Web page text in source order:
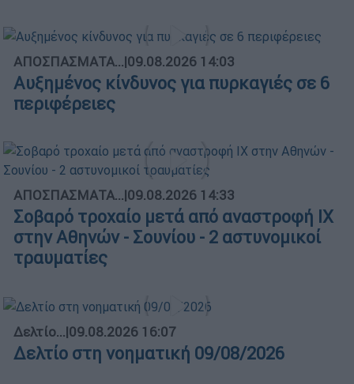
ΑΠΟΣΠΑΣΜΑΤΑ...|09.08.2026 14:03
Αυξημένος κίνδυνος για πυρκαγιές σε 6
περιφέρειες
ΑΠΟΣΠΑΣΜΑΤΑ...|09.08.2026 14:33
Σοβαρό τροχαίο μετά από αναστροφή ΙΧ
στην Αθηνών - Σουνίου - 2 αστυνομικοί
τραυματίες
Δελτίο...|09.08.2026 16:07
Δελτίο στη νοηματική 09/08/2026